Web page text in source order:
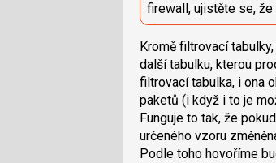
firewall, ujistěte se,
Kromě filtrovací
další tabulku, kterou
filtrovací tabulka, i ona
paketů (i když i to je
Funguje to tak, že
určeného vzoru
Podle toho hovoříme